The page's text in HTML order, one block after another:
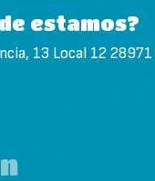
estamos?
13 Local 12